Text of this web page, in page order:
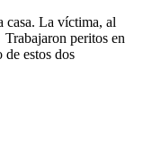
casa. La víctima, al
peritos en
estos dos